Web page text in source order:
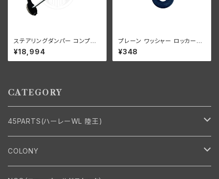
ステアリングダンパー コンプリ
ート グリーンレバー ハーレーダ
ビッドソン WLA WLC
¥18,994
プレーン ワッシャー ロッカース
タッド 1枚 ハーレーダビッドソン
RL DL WL WLA パーカーライ
ズド
¥348
CATEGORY
45PARTS(ハーレーWL 陸王)
エンジン
COLONY